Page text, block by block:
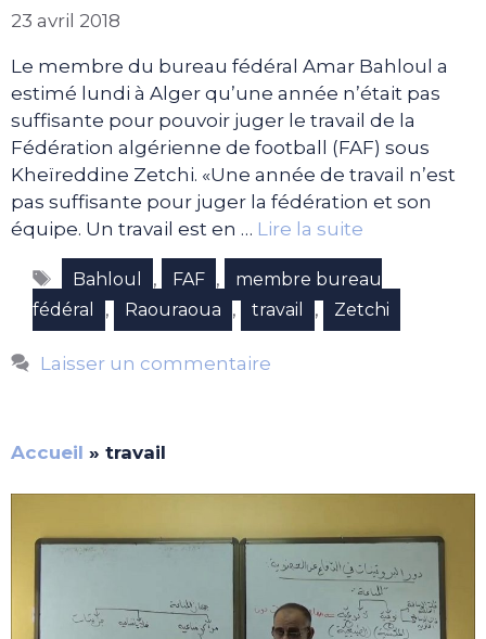
23 avril 2018
Le membre du bureau fédéral Amar Bahloul a
estimé lundi à Alger qu’une année n’était pas
suffisante pour pouvoir juger le travail de la
Fédération algérienne de football (FAF) sous
Kheïreddine Zetchi. «Une année de travail n’est
pas suffisante pour juger la fédération et son
équipe. Un travail est en … Lire la suite
Étiquettes
Bahloul , FAF ,
membre bureau
fédéral
, Raouraoua , travail , Zetchi
Laisser un commentaire
Accueil » travail